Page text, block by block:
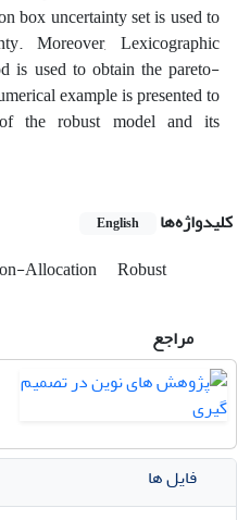
box uncertainty set is used to
Moreover, Lexicographic
is used to obtain the pareto-
example is presented to
the robust model and its
کلیدواژه‌ها English
Allocation
Robust
مراجع
فایل ها